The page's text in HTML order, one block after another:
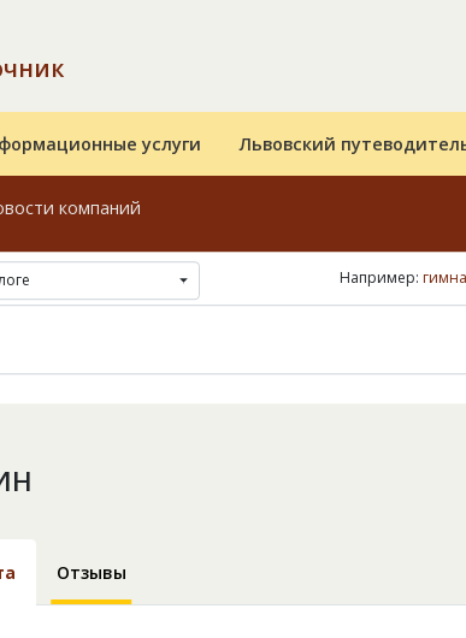
услуги Львовский
компаний
Например:
Отзывы